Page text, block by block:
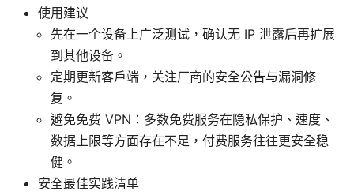
使用建议
先在一个设备上广泛测试，确认无 IP 泄露后再扩展
到其他设备。
定期更新客户端，关注厂商的安全公告与漏洞修
复。
避免免费 VPN：多数免费服务在隐私保护、速度、
数据上限等方面存在不足，付费服务往往更安全稳
健。
安全最佳实践清单